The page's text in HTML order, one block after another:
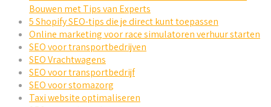
Bouwen met Tips van Experts
5 Shopify SEO-tips die je direct kunt toepassen
Online marketing voor race simulatoren verhuur starten
SEO voor transportbedrijven
SEO Vrachtwagens
SEO voor transportbedrijf
SEO voor stomazorg
Taxi website optimaliseren